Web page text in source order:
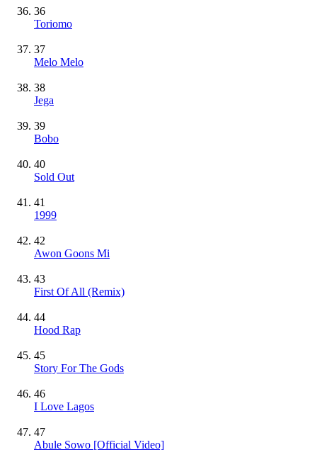
36
Toriomo
37
Melo Melo
38
Jega
39
Bobo
40
Sold Out
41
1999
42
Awon Goons Mi
43
First Of All (Remix)
44
Hood Rap
45
Story For The Gods
46
I Love Lagos
47
Abule Sowo [Official Video]